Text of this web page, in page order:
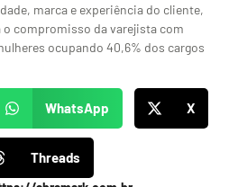
marca e experiência do cliente,
compromisso da varejista com
ocupando 40,6% dos cargos
WhatsApp X
Threads